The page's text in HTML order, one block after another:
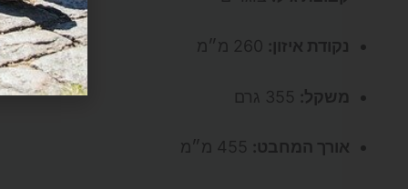
נקודת איזון:
משקל:
אורך המחבט: